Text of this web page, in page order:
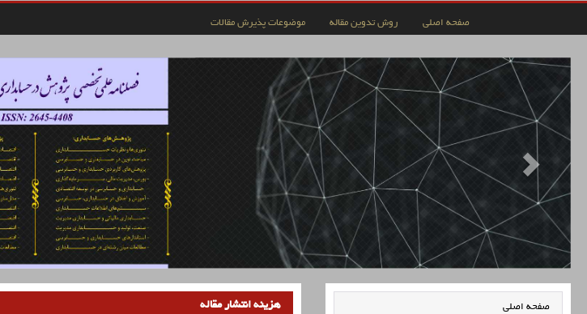
صفحه اصلی روش تدوین مقاله موضوعات پذیرش مقالات
صفحه اصلی هزینه انتشار مقاله